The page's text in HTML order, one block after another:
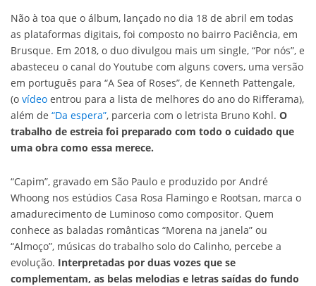
Não à toa que o álbum, lançado no dia 18 de abril em todas
as plataformas digitais, foi composto no bairro Paciência, em
Brusque. Em 2018, o duo divulgou mais um single, “Por nós”, e
abasteceu o canal do Youtube com alguns covers, uma versão
em português para “A Sea of Roses”, de Kenneth Pattengale,
(o vídeo entrou para a lista de melhores do ano do Rifferama),
além de “Da espera”, parceria com o letrista Bruno Kohl. O
trabalho de estreia foi preparado com todo o cuidado que
uma obra como essa merece.
“Capim”, gravado em São Paulo e produzido por André
Whoong nos estúdios Casa Rosa Flamingo e Rootsan, marca o
amadurecimento de Luminoso como compositor. Quem
conhece as baladas românticas “Morena na janela” ou
“Almoço”, músicas do trabalho solo do Calinho, percebe a
evolução. Interpretadas por duas vozes que se
complementam, as belas melodias e letras saídas do fundo